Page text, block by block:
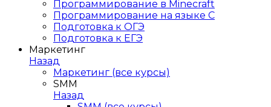
Программирование в Minecraft
Программирование на языке C
Подготовка к ОГЭ
Подготовка к ЕГЭ
Маркетинг
Назад
Маркетинг (все курсы)
SMM
Назад